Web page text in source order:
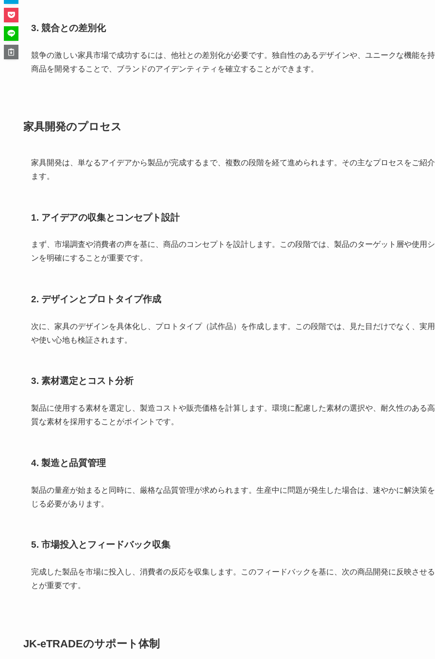
3. 競合との差別化
競争の激しい家具市場で成功するには、他社との差別化が必要です。独自性のあるデザインや、ユニークな機能を
商品を開発することで、ブランドのアイデンティティを確立することができます。
家具開発のプロセス
家具開発は、単なるアイデアから製品が完成するまで、複数の段階を経て進められます。その主なプロセスをご紹
ます。
1. アイデアの収集とコンセプト設計
まず、市場調査や消費者の声を基に、商品のコンセプトを設計します。この段階では、製品のターゲット層や使用
ンを明確にすることが重要です。
2. デザインとプロトタイプ作成
次に、家具のデザインを具体化し、プロトタイプ（試作品）を作成します。この段階では、見た目だけでなく、実
や使い心地も検証されます。
3. 素材選定とコスト分析
製品に使用する素材を選定し、製造コストや販売価格を計算します。環境に配慮した素材の選択や、耐久性のある
質な素材を採用することがポイントです。
4. 製造と品質管理
製品の量産が始まると同時に、厳格な品質管理が求められます。生産中に問題が発生した場合は、速やかに解決策
じる必要があります。
5. 市場投入とフィードバック収集
完成した製品を市場に投入し、消費者の反応を収集します。このフィードバックを基に、次の商品開発に反映させ
とが重要です。
JK-eTRADEのサポート体制